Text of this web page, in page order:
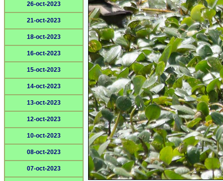
26-oct-2023
21-oct-2023
18-oct-2023
16-oct-2023
15-oct-2023
14-oct-2023
13-oct-2023
12-oct-2023
10-oct-2023
08-oct-2023
07-oct-2023